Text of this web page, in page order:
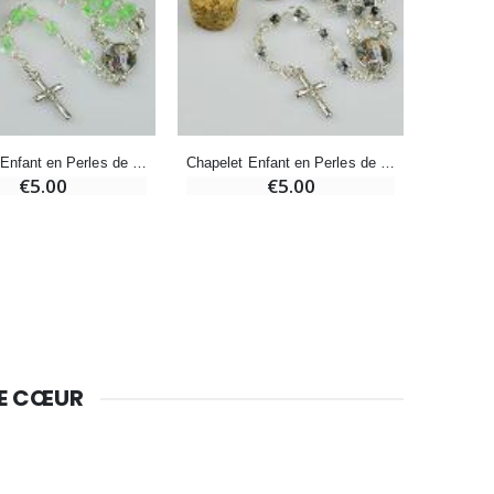
Bougie de Neuvaine Contre le Mal - Saint Michel
€5.50 €4.95
Lot de 20 Bougies de Neuvaine Blanches
Chapelet Enfant en Perles de Cristal Vert - Coffret cadeau
€5.00
Chapelet Enfant en Perles de Cristal Noir - Coffret cadeau
€5.00
CŒUR